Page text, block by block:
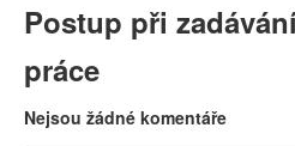
Postup při
práce
Nejsou žádné komentáře